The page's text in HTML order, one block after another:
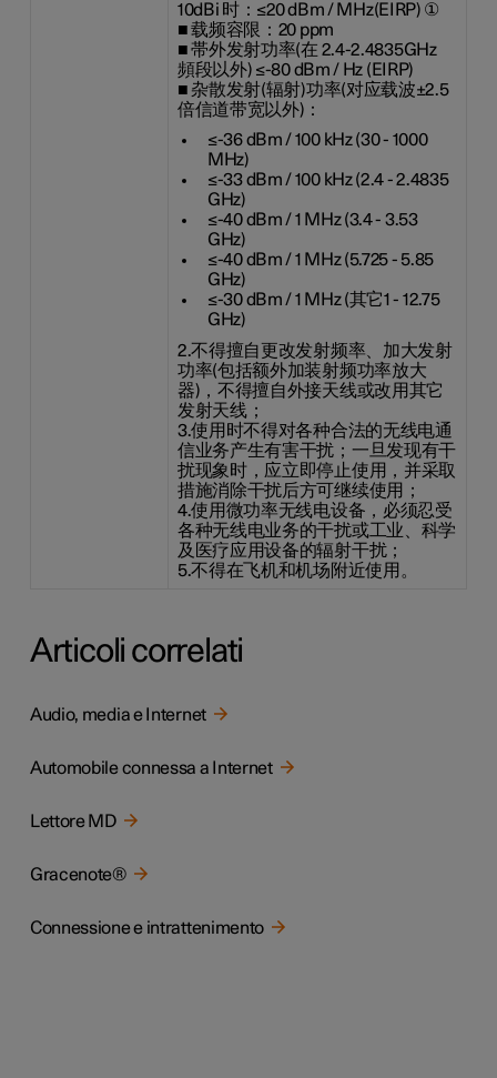
10dBi 时：≤20 dBm / MHz(EIRP) ①
■ 载频容限：20 ppm
■ 帯外发射功率(在 2.4-2.4835GHz
頻段以外) ≤-80 dBm / Hz (EIRP)
■ 杂散发射(辐射)功率(对应载波±2.5
倍信道带宽以外)：
≤-36 dBm / 100 kHz (30 - 1000
MHz)
≤-33 dBm / 100 kHz (2.4 - 2.4835
GHz)
≤-40 dBm / 1 MHz (3.4 - 3.53
GHz)
≤-40 dBm / 1 MHz (5.725 - 5.85
GHz)
≤-30 dBm / 1 MHz (其它1 - 12.75
GHz)
2.不得擅自更改发射频率、加大发射
功率(包括额外加装射频功率放大
器)，不得擅自外接天线或改用其它
发射天线；
3.使用时不得对各种合法的无线电通
信业务产生有害干扰；一旦发现有干
扰现象时，应立即停止使用，并采取
措施消除干扰后方可继续使用；
4.使用微功率无线电设备，必须忍受
各种无线电业务的干扰或工业、科学
及医疗应用设备的辐射干扰；
5.不得在飞机和机场附近使用。
Articoli correlati
Audio, media e Internet
Automobile connessa a Internet
Lettore MD
Gracenote®
Connessione e intrattenimento